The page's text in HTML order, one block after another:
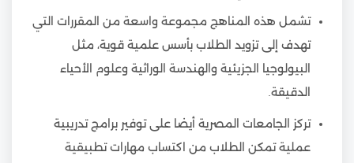
تشمل هذه المناهج مجموعة واسعة من المقررات التي
تهدف إلى تزويد الطلاب بأسس علمية قوية، مثل
البيولوجيا الجزيئية والهندسة الوراثية وعلوم الأحياء
الدقيقة.
تركز الجامعات المصرية أيضا على توفير برامج تدريبية
عملية تمكن الطلاب من اكتساب مهارات تطبيقية